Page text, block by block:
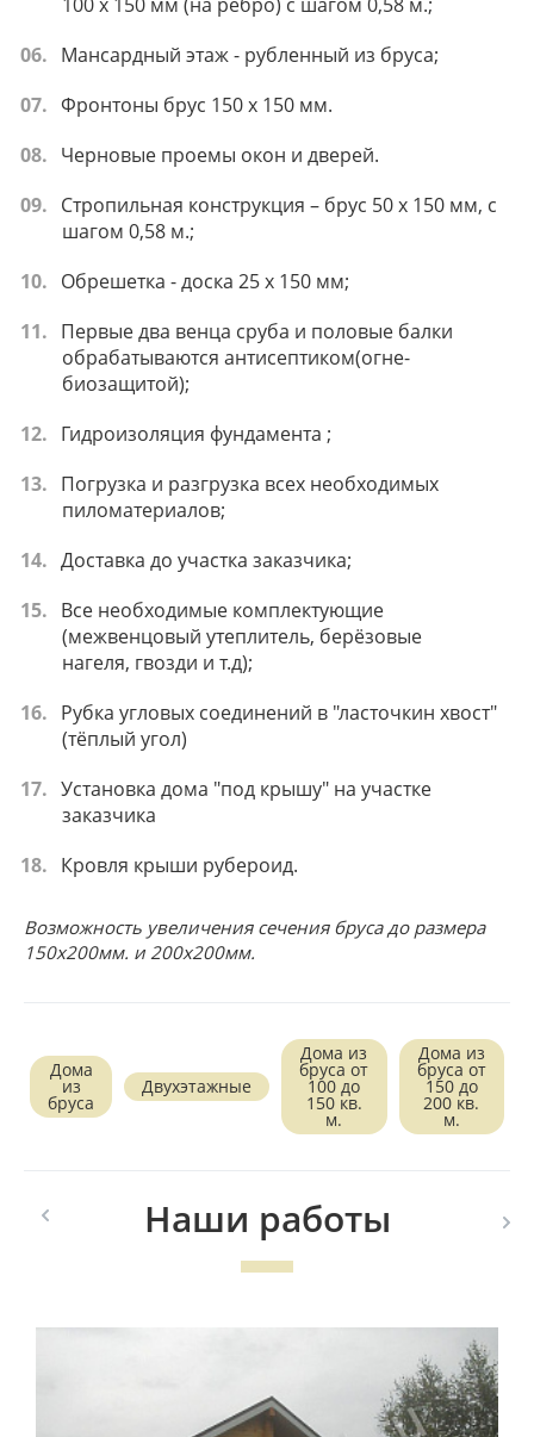
Мансардный этаж - рубленный из бруса;
Фронтоны брус 150 х 150 мм.
Черновые проемы окон и дверей.
Стропильная конструкция – брус 50 х 150 мм, с
шагом 0,58 м.;
Обрешетка - доска 25 х 150 мм;
Первые два венца сруба и половые балки
обрабатываются антисептиком(огне-
биозащитой);
Гидроизоляция фундамента ;
Погрузка и разгрузка всех необходимых
пиломатериалов;
Доставка до участка заказчика;
Все необходимые комплектующие
(межвенцовый утеплитель, берёзовые
нагеля, гвозди и т.д);
Рубка угловых соединений в "ласточкин хвост"
(тёплый угол)
Установка дома "под крышу" на участке
заказчика
Кровля крыши рубероид.
Возможность увеличения сечения бруса до размера
150х200мм. и 200х200мм.
Дома
из
бруса
Двухэтажные
Дома из
бруса от
100 до
150 кв.
м.
Дома из
бруса от
150 до
200 кв.
м.
Наши работы